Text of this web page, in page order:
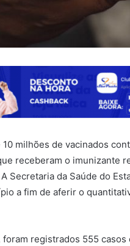
milhões de vacinados
receberam o imunizante
Secretaria da Saúde do
a fim de aferir o
foram registrados 555